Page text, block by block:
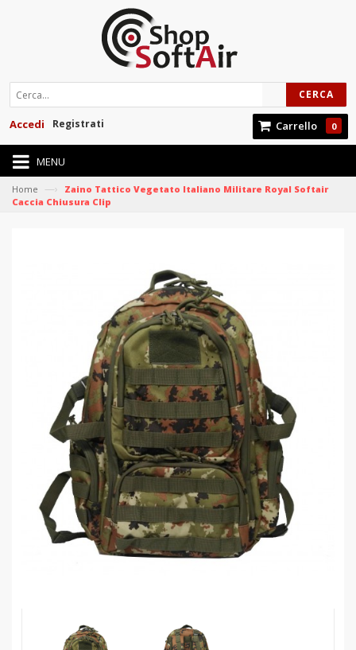
CERCA
Carrello 0
Registrati
Accedi
MENU
Home —›
Zaino Tattico Vegetato Italiano Militare Royal Softair
Caccia Chiusura Clip